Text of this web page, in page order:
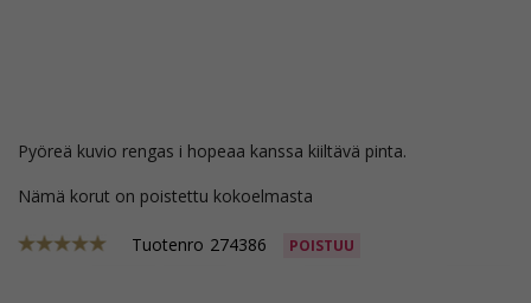
pyöreä kuvio rengas i hopeaa kanssa kiiltävä pinta.
Nämä korut on poistettu kokoelmasta
Tuotenro 274386 POISTUU